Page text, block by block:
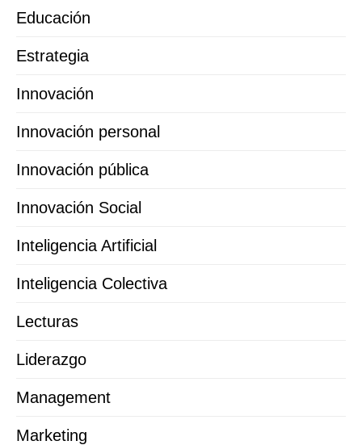
Educación
Estrategia
Innovación
Innovación personal
Innovación pública
Innovación Social
Inteligencia Artificial
Inteligencia Colectiva
Lecturas
Liderazgo
Management
Marketing